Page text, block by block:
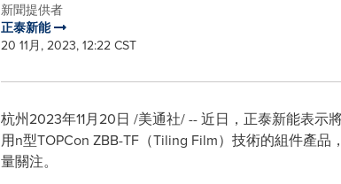
新聞提供者
正泰新能
20 11月, 2023, 12:22 CST
杭州2023年11月20日 /美通社/ -- 近日，正泰新能表示
用n型TOPCon ZBB-TF（Tiling Film）技術的組件產
量關注。